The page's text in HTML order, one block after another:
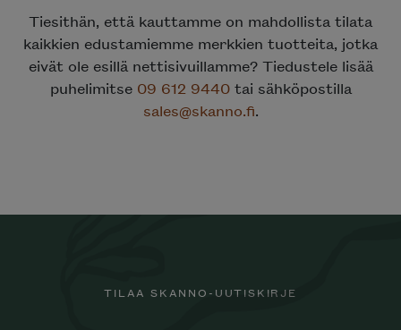
Tiesithän, että kauttamme on mahdollista tilata
kaikkien edustamiemme merkkien tuotteita, jotka
eivät ole esillä nettisivuillamme? Tiedustele lisää
puhelimitse 09 612 9440tai sähköpostilla
sales@skanno.fi.
TILAA SKANNO-UUTISKIRJE